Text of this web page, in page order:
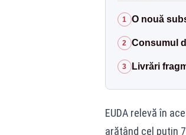
1 O nouă
2 Consumul
3 Livrări
EUDA relevă în
arătând cel puțin